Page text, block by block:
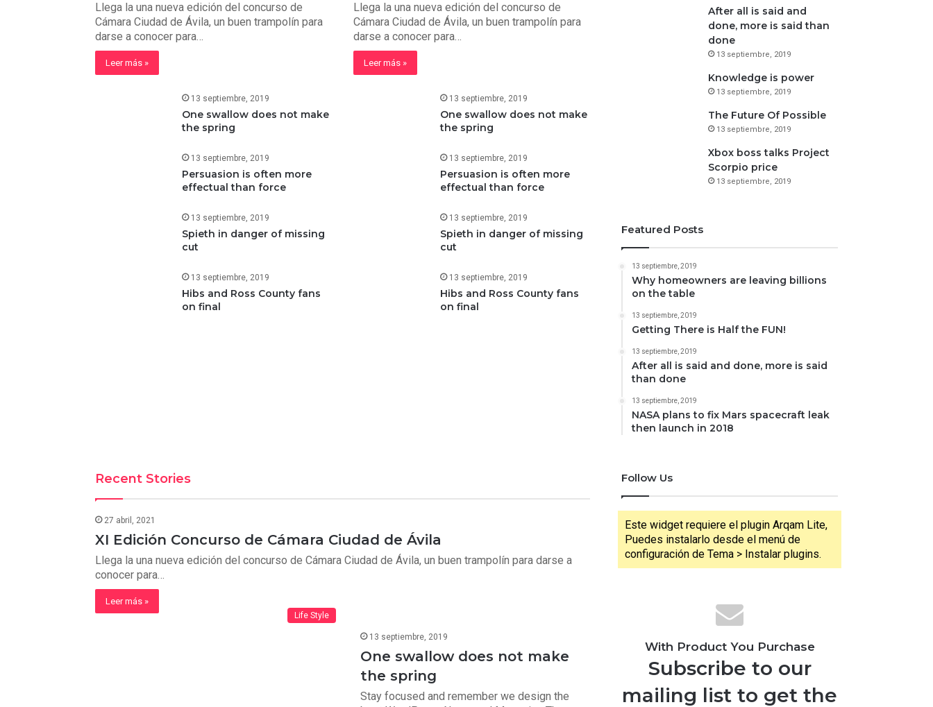
Llega la una nueva edición del concurso de
Cámara Ciudad de Ávila, un buen trampolín para
darse a conocer para…
Leer más »
13 septiembre, 2019
One swallow does not make
the spring
13 septiembre, 2019
Persuasion is often more
effectual than force
13 septiembre, 2019
Spieth in danger of missing
cut
13 septiembre, 2019
Hibs and Ross County fans
on final
Llega la una nueva edición del concurso de
Cámara Ciudad de Ávila, un buen trampolín para
darse a conocer para…
Leer más »
13 septiembre, 2019
One swallow does not make
the spring
13 septiembre, 2019
Persuasion is often more
effectual than force
13 septiembre, 2019
Spieth in danger of missing
cut
13 septiembre, 2019
Hibs and Ross County fans
on final
After all is said and
done, more is said than
done
13 septiembre, 2019
Knowledge is power
13 septiembre, 2019
The Future Of Possible
13 septiembre, 2019
Xbox boss talks Project
Scorpio price
13 septiembre, 2019
Featured Posts
13 septiembre, 2019
Why homeowners are leaving billions
on the table
13 septiembre, 2019
Getting There is Half the FUN!
13 septiembre, 2019
After all is said and done, more is said
than done
13 septiembre, 2019
NASA plans to fix Mars spacecraft leak
then launch in 2018
Recent Stories
27 abril, 2021
XI Edición Concurso de Cámara Ciudad de Ávila
Llega la una nueva edición del concurso de Cámara Ciudad de Ávila, un buen trampolín para darse a
conocer para…
Leer más »
Life Style
13 septiembre, 2019
One swallow does not make
the spring
Stay focused and remember we design the
Follow Us
Este widget requiere el plugin Arqam Lite,
Puedes instalarlo desde el menú de
configuración de Tema > Instalar plugins.
With Product You Purchase
Subscribe to our
mailing list to get the